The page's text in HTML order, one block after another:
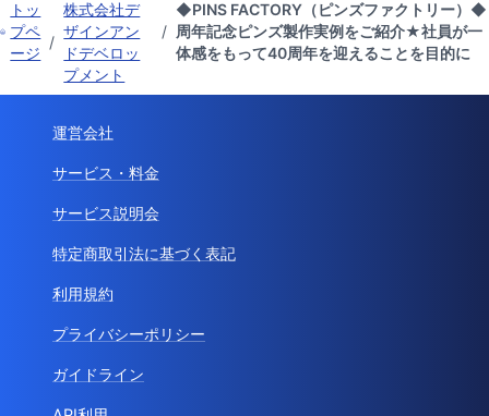
トッ
プペ
ージ
/
株式会社デ
ザインアン
ドデベロッ
プメント
/
◆PINS FACTORY（ピンズファクトリー）◆
周年記念ピンズ製作実例をご紹介★社員が一
体感をもって40周年を迎えることを目的に
運営会社
サービス・料金
サービス説明会
特定商取引法に基づく表記
利用規約
プライバシーポリシー
ガイドライン